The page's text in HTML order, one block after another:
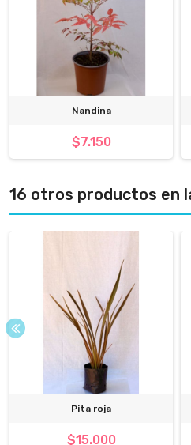
Nandina
$7.150
16 otros productos en
Pita roja
$15.000